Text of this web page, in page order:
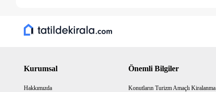
Kurumsal
Hakkımızda
Önemli Bilgiler
Konutların Turizm Amaçlı Kiralanma